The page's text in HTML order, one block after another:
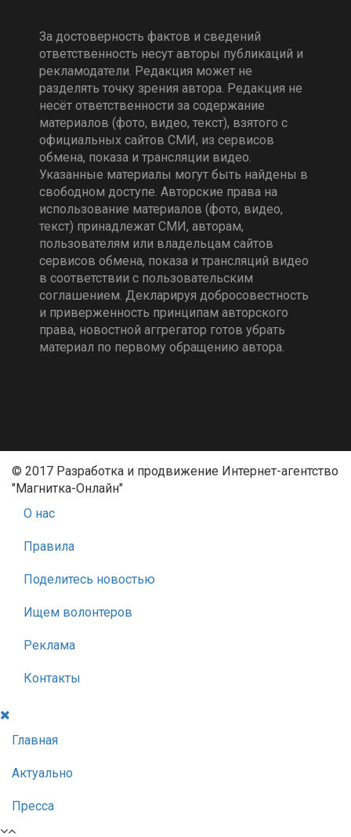
За достоверность фактов и сведений
ответственность несут авторы публикаций и
рекламодатели. Редакция может не
разделять точку зрения автора. Редакция не
несёт ответственности за содержание
материалов (фото, видео, текст), взятого с
официальных сайтов СМИ, из сервисов
обмена, показа и трансляции видео.
Указанные материалы могут быть найдены в
свободном доступе. Авторские права на
использование материалов (фото, видео,
текст) принадлежат СМИ, авторам,
пользователям или владельцам сайтов
сервисов обмена, показа и трансляций видео
в соответствии с пользовательским
соглашением. Декларируя добросовестность
и приверженность принципам авторского
права, новостной аггрегатор готов убрать
материал по первому обращению автора.
© 2017 Разработка и продвижение Интернет-агентство
"Магнитка-Онлайн"
О нас
Правила
Поделитесь новостью
Ищем волонтеров
Реклама
Контакты
Главная
Актуально
Пресса